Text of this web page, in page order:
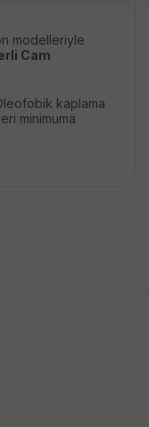
modelleriyle
Cam
kaplama
minimuma